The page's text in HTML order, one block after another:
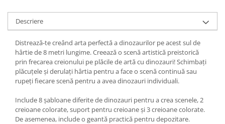
Descriere
Distrează-te creând arta perfectă a dinozaurilor pe acest sul de
hârtie de 8 metri lungime. Creează o scenă artistică preistorică
prin frecarea creionului pe plăcile de artă cu dinozauri! Schimbați
plăcuțele și derulați hârtia pentru a face o scenă continuă sau
rupeți fiecare scenă pentru a avea dinozauri individuali.
Include 8 șabloane diferite de dinozauri pentru a crea scenele, 2
creioane colorate, suport pentru creioane și 3 creioane colorate.
De asemenea, include o geantă practică pentru depozitare.